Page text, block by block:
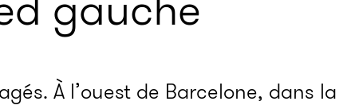
À l’ouest de Barcelone, dans